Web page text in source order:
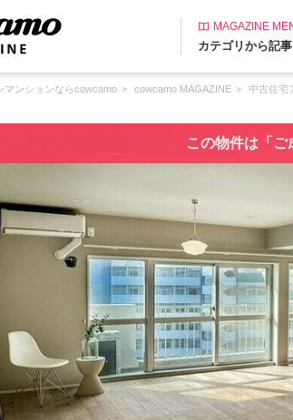
MAGAZINE
カテゴリから記
マンションならcowcamo cowcamo MAGAZINE 中古住宅
この物件は「ご